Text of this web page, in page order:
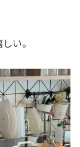
い。